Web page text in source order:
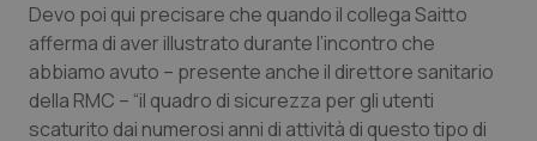
Devo poi qui precisare che quando il collega Saitto
afferma di aver illustrato durante l’incontro che
abbiamo avuto – presente anche il direttore sanitario
della RMC – “il quadro di sicurezza per gli utenti
scaturito dai numerosi anni di attività di questo tipo di